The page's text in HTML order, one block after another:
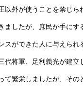
外が使うことを禁じら
したが、庶民が手にす
ができた人に与えられ
代将軍、足利義光が建立
繁栄しましたが、その